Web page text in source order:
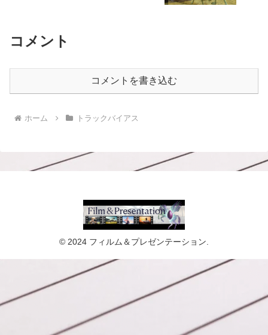
コメント
コメントを書き込む
ホーム トラックバイアス
© 2024 フィルム＆プレゼンテーション.